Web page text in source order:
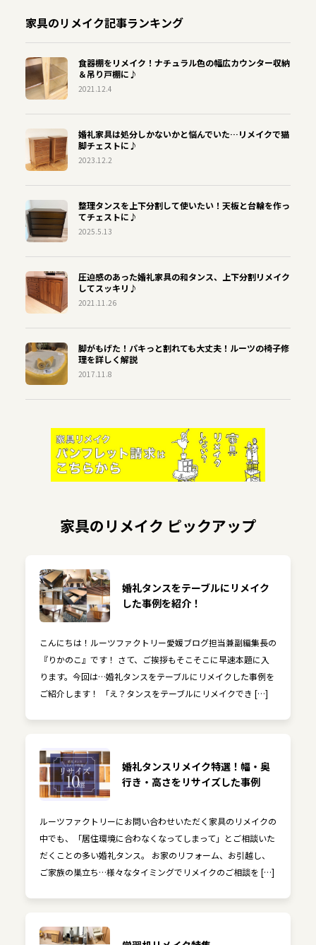
家具のリメイク記事ランキング
食器棚をリメイク！ナチュラル色の幅広カウンター収納
＆吊り戸棚に♪
2021.12.4
婚礼家具は処分しかないかと悩んでいた…リメイクで猫
脚チェストに♪
2023.12.2
整理タンスを上下分割して使いたい！天板と台輪を作っ
てチェストに♪
2025.5.13
圧迫感のあった婚礼家具の和タンス、上下分割リメイク
してスッキリ♪
2021.11.26
脚がもげた！パキっと割れても大丈夫！ルーツの椅子修
理を詳しく解説
2017.11.8
家具のリメイク ピックアップ
婚礼タンスをテーブルにリメイク
した事例を紹介！
こんにちは！ルーツファクトリー愛媛ブログ担当兼副編集長の
『りかのこ』です！ さて、ご挨拶もそこそこに早速本題に入
ります。今回は…婚礼タンスをテーブルにリメイクした事例を
ご紹介します！ 「え？タンスをテーブルにリメイクでき […]
婚礼タンスリメイク特選！幅・奥
行き・高さをリサイズした事例
ルーツファクトリーにお問い合わせいただく家具のリメイクの
中でも、「居住環境に合わなくなってしまって」とご相談いた
だくことの多い婚礼タンス。 お家のリフォーム、お引越し、
ご家族の巣立ち…様々なタイミングでリメイクのご相談を […]